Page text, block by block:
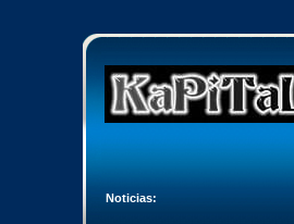
Noticias: